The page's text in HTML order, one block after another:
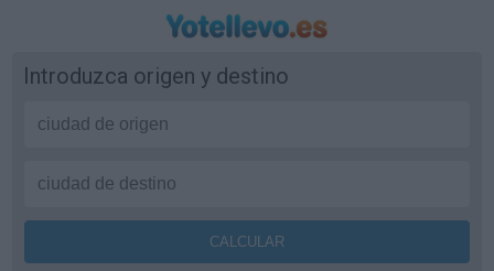
Introduzca origen y destino